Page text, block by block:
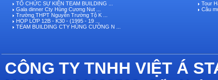
TỔ CHỨC SỰ KIỆN TEAM BUILDING ...
Gala dinner Cty Hùng Cương Nut ...
Trường THPT Nguyễn Trường Tộ K ...
HỌP LỚP 12B - K30 - (1995 - 19 ...
TEAM BUILDING CTY HÙNG CƯỜNG N ...
Tour
Câu
CÔNG TY TNHH VIỆT Á